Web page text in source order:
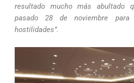
resultado mucho más abultado
pasado 28 de noviembre
hostilidades”.